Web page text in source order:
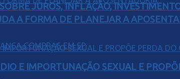
JUROS, INFLAÇÃO,
A FORMA DE PLANEJAR A
E IMPORTUNAÇÃO SEXUAL E